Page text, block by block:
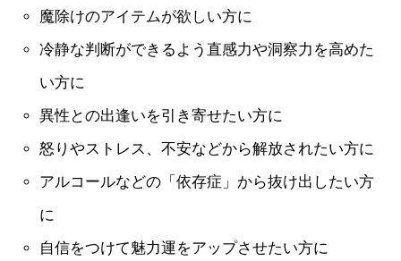
魔除けのアイテムが欲しい方に
冷静な判断ができるよう直感力や洞察力を高めた
い方に
異性との出逢いを引き寄せたい方に
怒りやストレス、不安などから解放されたい方に
アルコールなどの「依存症」から抜け出したい方
に
自信をつけて魅力運をアップさせたい方に